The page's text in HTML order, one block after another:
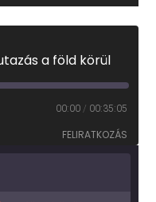
a föld körül
00:00 / 00:35:05
FELIRATKOZÁS